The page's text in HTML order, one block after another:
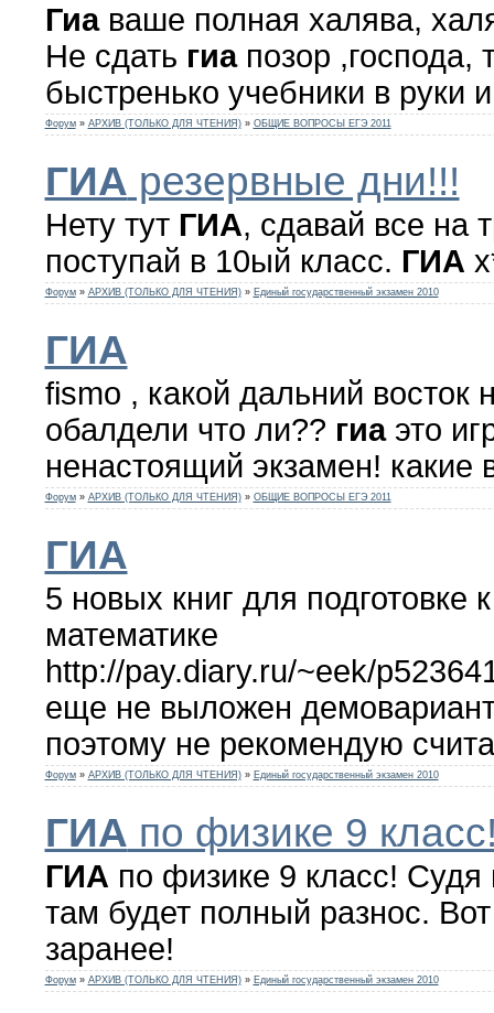
Гиаваше полная халява,
Не сдать гиапозор ,господа,
быстренько учебники в руки
Форум » АРХИВ (ТОЛЬКО ДЛЯ ЧТЕНИЯ) » ОБЩИЕ ВОПРОСЫ ЕГЭ 2011
ГИА резервные дни!!!
Нету тут ГИА, сдавай все на
поступай в 10ый класс. ГИА
Форум » АРХИВ (ТОЛЬКО ДЛЯ ЧТЕНИЯ) » Единый государственный экзамен 2010
ГИА
fismo , какой дальний восток
обалдели что ли?? гиаэто
ненастоящий экзамен! какие
Форум » АРХИВ (ТОЛЬКО ДЛЯ ЧТЕНИЯ) » ОБЩИЕ ВОПРОСЫ ЕГЭ 2011
ГИА
5 новых книг для подготовке
математике
http://pay.diary.ru/~eek/
еще не выложен
поэтому не рекомендую
Форум » АРХИВ (ТОЛЬКО ДЛЯ ЧТЕНИЯ) » Единый государственный экзамен 2010
ГИА по физике 9
ГИА по физике 9 класс!
там будет полный разнос.
заранее!
Форум » АРХИВ (ТОЛЬКО ДЛЯ ЧТЕНИЯ) » Единый государственный экзамен 2010